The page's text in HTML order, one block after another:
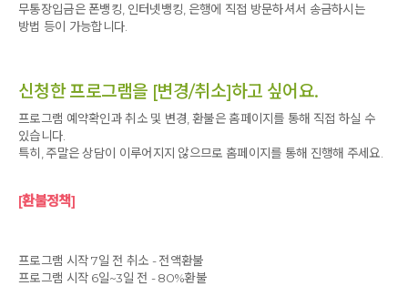
무통장입금은 폰뱅킹, 인터넷뱅킹, 은행에 직접 방문하셔서 송금하시는
방법 등이 가능합니다.
신청한 프로그램을 [변경/취소]하고 싶어요.
프로그램 예약확인과 취소 및 변경, 환불은 홈페이지를 통해 직접 하실 수
있습니다.
특히, 주말은 상담이 이루어지지 않으므로 홈페이지를 통해 진행해 주세요.
[환불정책]
프로그램 시작 7일 전 취소 - 전액환불
프로그램 시작 6일~3일 전 - 80%환불